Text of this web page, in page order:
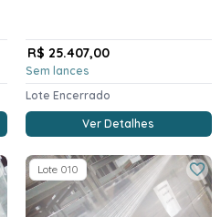
R$ 25.407,00
Sem lances
Lote Encerrado
Ver Detalhes
Lote 010